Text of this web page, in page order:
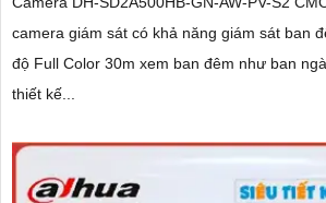
camera giám sát có khả năng giám sát ban
độ Full Color 30m xem ban đêm như ban ngày. Camera
thiết kế...